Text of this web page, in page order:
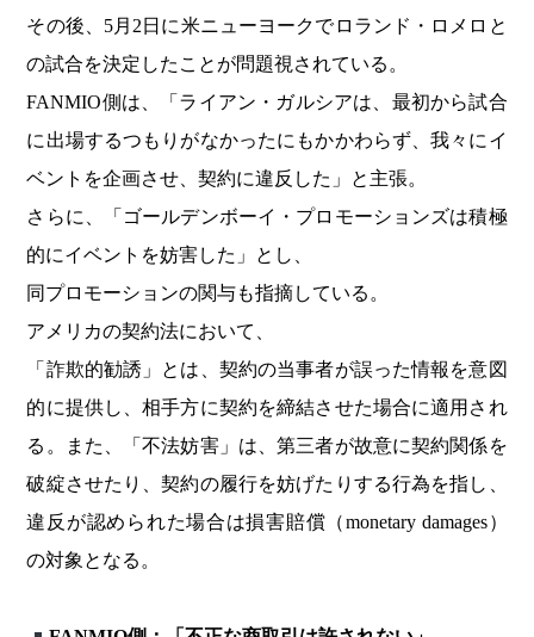
その後、5月2日に米ニューヨークでロランド・ロメロと
の試合を決定したことが問題視されている。
FANMIO側は、「ライアン・ガルシアは、最初から試合
に出場するつもりがなかったにもかかわらず、我々にイ
ベントを企画させ、契約に違反した」と主張。
さらに、「ゴールデンボーイ・プロモーションズは積極
的にイベントを妨害した」とし、
同プロモーションの関与も指摘している。
アメリカの契約法において、
「詐欺的勧誘」とは、契約の当事者が誤った情報を意図
的に提供し、相手方に契約を締結させた場合に適用され
る。また、「不法妨害」は、第三者が故意に契約関係を
破綻させたり、契約の履行を妨げたりする行為を指し、
違反が認められた場合は損害賠償（monetary damages）
の対象となる。